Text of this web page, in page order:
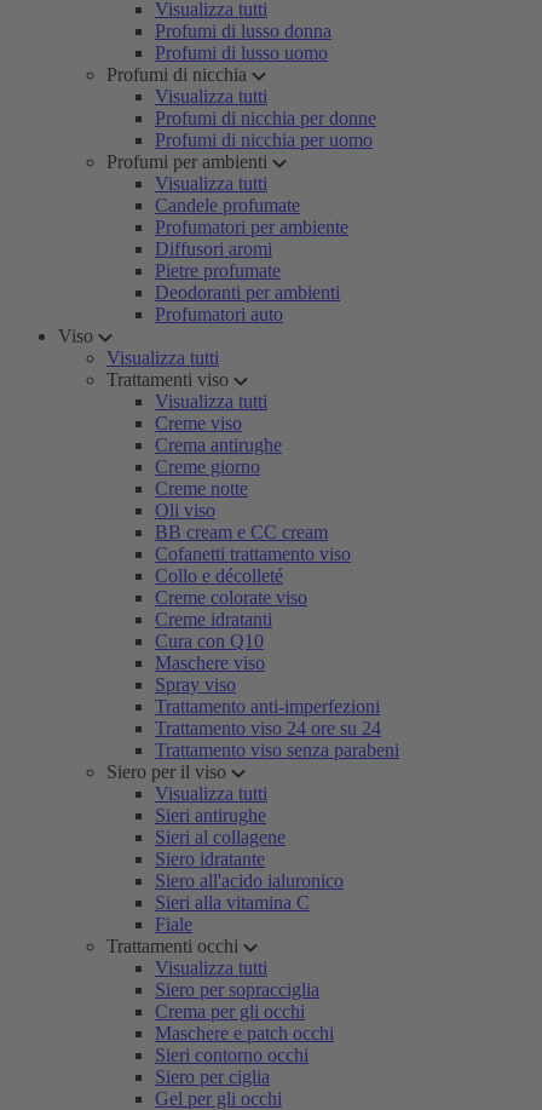
Visualizza tutti
Profumi di lusso donna
Profumi di lusso uomo
Profumi di nicchia
Visualizza tutti
Profumi di nicchia per donne
Profumi di nicchia per uomo
Profumi per ambienti
Visualizza tutti
Candele profumate
Profumatori per ambiente
Diffusori aromi
Pietre profumate
Deodoranti per ambienti
Profumatori auto
Viso
Visualizza tutti
Trattamenti viso
Visualizza tutti
Creme viso
Crema antirughe
Creme giorno
Creme notte
Oli viso
BB cream e CC cream
Cofanetti trattamento viso
Collo e décolleté
Creme colorate viso
Creme idratanti
Cura con Q10
Maschere viso
Spray viso
Trattamento anti-imperfezioni
Trattamento viso 24 ore su 24
Trattamento viso senza parabeni
Siero per il viso
Visualizza tutti
Sieri antirughe
Sieri al collagene
Siero idratante
Siero all'acido ialuronico
Sieri alla vitamina C
Fiale
Trattamenti occhi
Visualizza tutti
Siero per sopracciglia
Crema per gli occhi
Maschere e patch occhi
Sieri contorno occhi
Siero per ciglia
Gel per gli occhi